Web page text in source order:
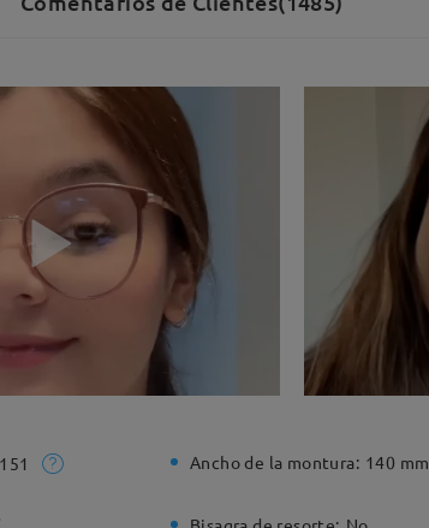
Ancho de la montura: 140 mm